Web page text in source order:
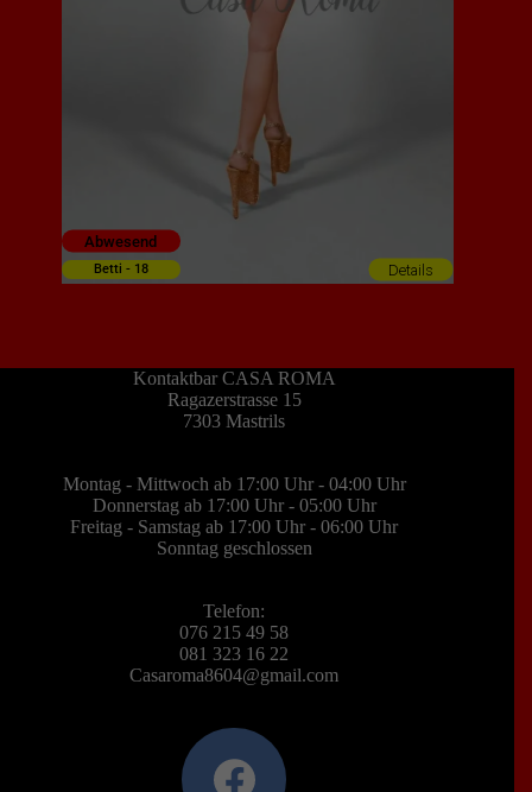
Betti - 18
Abwesend
Details
Kontaktbar CASA ROMA
Ragazerstrasse 15
7303 Mastrils
Montag - Mittwoch ab 17:00 Uhr - 04:00 Uhr
Donnerstag ab 17:00 Uhr - 05:00 Uhr
Freitag - Samstag ab 17:00 Uhr - 06:00 Uhr
Sonntag geschlossen
Telefon:
076 215 49 58
081 323 16 22
Casaroma8604@gmail.com